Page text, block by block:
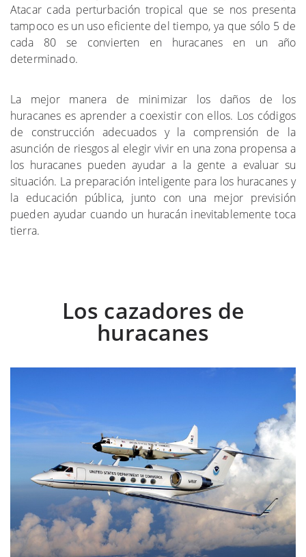
dónde
Más sobre el tema
Atacar cada perturbación tropical que se nos presenta
tampoco es un uso eficiente del tiempo, ya que sólo 5 de
cada 80 se convierten en huracanes en un año
determinado.
La mejor manera de minimizar los daños de los
huracanes es aprender a coexistir con ellos. Los códigos
de construcción adecuados y la comprensión de la
asunción de riesgos al elegir vivir en una zona propensa a
los huracanes pueden ayudar a la gente a evaluar su
situación. La preparación inteligente para los huracanes y
la educación pública, junto con una mejor previsión
pueden ayudar cuando un huracán inevitablemente toca
tierra.
Los cazadores de
huracanes